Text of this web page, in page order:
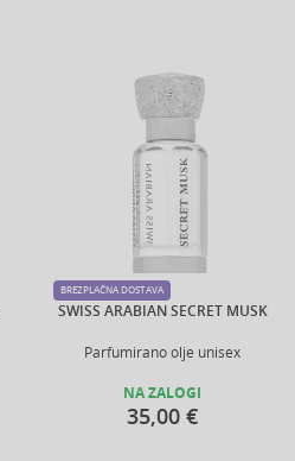
SWISS ARABIAN SECRET MUSK
Parfumirano olje unisex
BREZPLAČNA DOSTAVA
NA ZALOGI
35,00 €